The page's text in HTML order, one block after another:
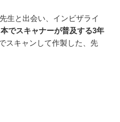
生と出会い、インビザライ
本でスキャナーが普及する3年
スキャンして作製した、先